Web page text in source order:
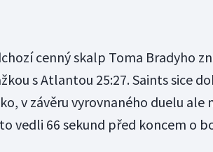
cenný skalp Toma Bradyho
s Atlantou 25:27. Saints sice
v závěru vyrovnaného duelu
vedli 66 sekund před koncem o